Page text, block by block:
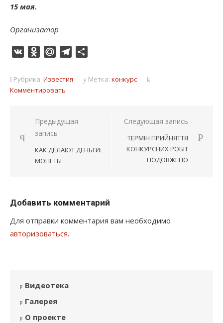
15 мая.
Организатор
VK Odnoklassniki
Mail.RuTelegram
Рубрика: Известия Метка: конкурс
Комментировать
Навигация
по
записям
Предыдущая
запись
КАК ДЕЛАЮТ ДЕНЬГИ:
МОНЕТЫ
Следующая запись
ТЕРМІН ПРИЙНЯТТЯ
КОНКУРСНИХ РОБІТ
ПОДОВЖЕНО
Добавить комментарий
Для отправки комментария вам необходимо
авторизоваться.
Видеотека
Галерея
О проекте